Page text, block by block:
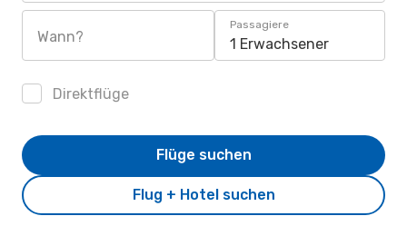
Wann?
Passagiere
1 Erwachsener
Direktflüge
Flug + Hotel suchen
Flüge suchen